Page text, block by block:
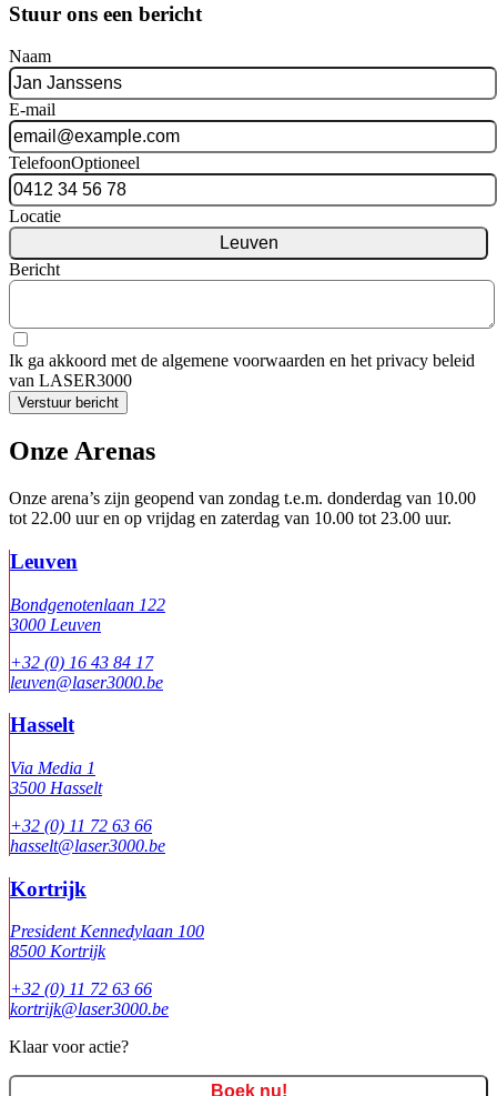
Stuur ons een bericht
Naam
E-mail
TelefoonOptioneel
Locatie
Leuven
Bericht
Ik ga akkoord met de algemene voorwaarden en het privacy beleid
van LASER3000
Verstuur bericht
Onze Arenas
Onze arena’s zijn geopend van zondag t.e.m. donderdag van 10.00
tot 22.00 uur en op vrijdag en zaterdag van 10.00 tot 23.00 uur.
Leuven
Bondgenotenlaan 122
3000 Leuven
+32 (0) 16 43 84 17
leuven@laser3000.be
Hasselt
Via Media 1
3500 Hasselt
+32 (0) 11 72 63 66
hasselt@laser3000.be
Kortrijk
President Kennedylaan 100
8500 Kortrijk
+32 (0) 11 72 63 66
kortrijk@laser3000.be
Klaar voor actie?
Boek nu!